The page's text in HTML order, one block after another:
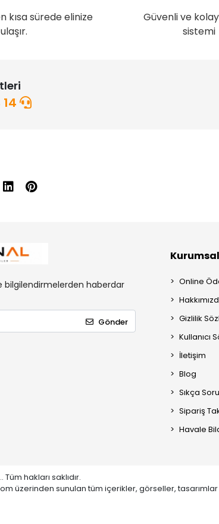
kısa sürede elinize
ulaşır.
Güvenli ve
sistemi
14
bilgilendirmelerden haberdar
Gönder
Kurumsal
Online
Gizlilik
Kullanıcı
İletişim
Blog
Sıkça
Sipariş
Havale
hakları saklıdır.
üzerinden sunulan tüm içerikler, görseller,